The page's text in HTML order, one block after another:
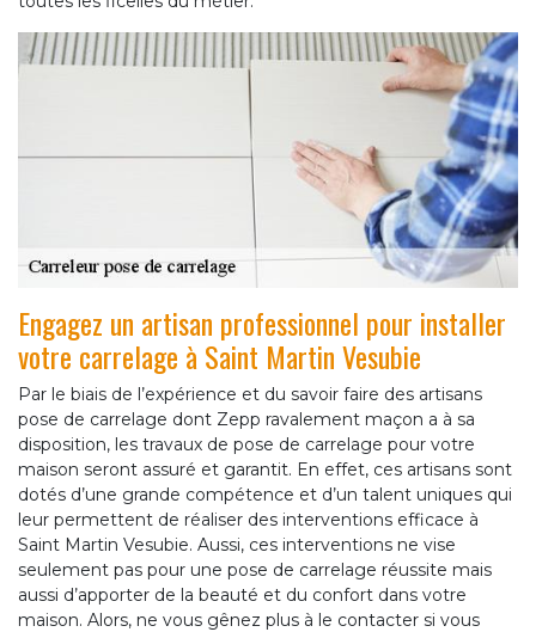
Engagez un artisan professionnel pour installer
votre carrelage à Saint Martin Vesubie
Par le biais de l’expérience et du savoir faire des artisans
pose de carrelage dont Zepp ravalement maçon a à sa
disposition, les travaux de pose de carrelage pour votre
maison seront assuré et garantit. En effet, ces artisans sont
dotés d’une grande compétence et d’un talent uniques qui
leur permettent de réaliser des interventions efficace à
Saint Martin Vesubie. Aussi, ces interventions ne vise
seulement pas pour une pose de carrelage réussite mais
aussi d’apporter de la beauté et du confort dans votre
maison. Alors, ne vous gênez plus à le contacter si vous